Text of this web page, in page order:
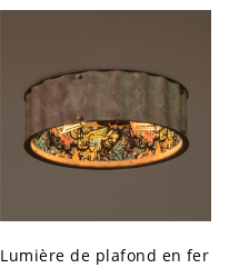
Lumière de plafond en fer